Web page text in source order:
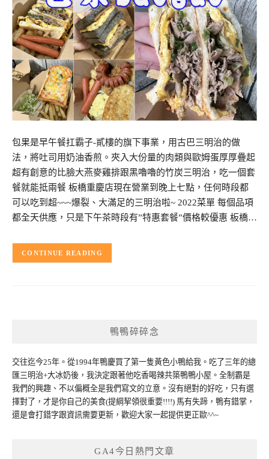
包果是早午餐扛霸子-貳樓的旗下事業，用古巴三明治的做
法，將吐司用奶油香煎。夾入大份量的肉類與歐姆蛋厚厚疊起
超有創意的比臉大燕麥雞排跟黑嚕嚕的竹炭三明治，吃一個套
餐就能抵兩餐 板橋重慶店現在營業到晚上七點，任何時段都
可以吃到超~~~爆裂、大滿足的三明治啦~ 2022菜單 每個品項
都全天供應，只是下午茶時段有”特惠套餐”價格較優惠 板橋…
CONTINUE READING
鴨鴨碎碎念
交往迄今25年。從1994年鴨慶買了第一隻黃色小鴨給我。吃了三年的總
匯三明治+大冰奶後，我決定跟著他吃香喝辣共築鴨鴨小屋。全制霸是
我們的興趣、不以偏概全是我們寫文的立意。沒有絕對的好吃，只有選
擇對了，才是你自己的美食(提綱挈領很重要!!!!) 馬有失蹄，鴨有錯掌，
還是會打錯字跟資訊需要更新，歡迎大家一起提供更正歐^^~
GA4今日熱門文章